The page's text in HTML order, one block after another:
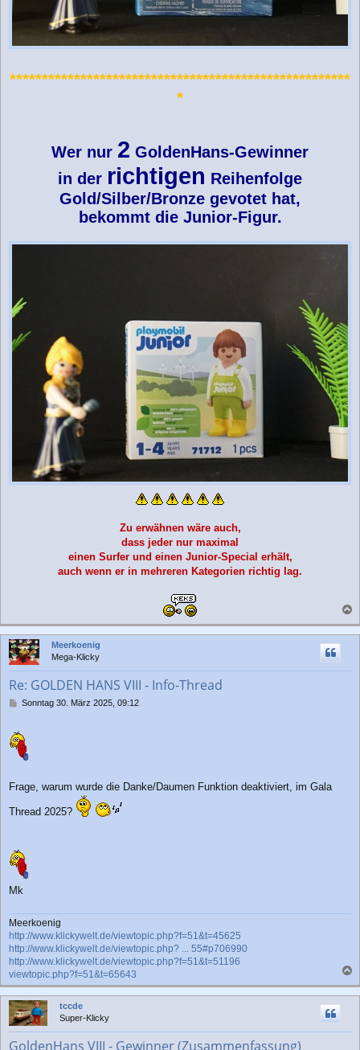
*****************************************************
*
Wer nur 2 GoldenHans-Gewinner
in der richtigen Reihenfolge
Gold/Silber/Bronze gevotet hat,
bekommt die Junior-Figur.
Zu erwähnen wäre auch,
dass jeder nur maximal
einen Surfer und einen Junior-Special erhält,
auch wenn er in mehreren Kategorien richtig lag.
a
c
Meerkoenig
Mega-Klicky
Re: GOLDEN HANS VIII - Info-Thread
B
t
r
Sonntag 30. März 2025, 09:12
Frage, warum wurde die Danke/Daumen Funktion deaktiviert, im Gala
Thread 2025?
Mk
Meerkoenig
http://www.klickywelt.de/viewtopic.php?f=51&t=45625
http://www.klickywelt.de/viewtopic.php? ... 55#p706990
http://www.klickywelt.de/viewtopic.php?f=51&t=51196
viewtopic.php?f=51&t=65643
a
c
tccde
Super-Klicky
GoldenHans VIII - Gewinner (Zusammenfassung)